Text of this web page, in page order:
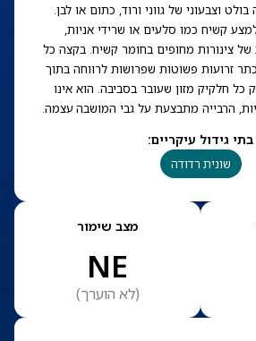
וצבעוני של גווני ורוד, כתום או לבן.
קשיח כמו סלעים או שרידי אניות,
צינורות מחופים בחומר קשיח. בקצה כל
זרועות פשוטות שפרושות לרווחה בתוך
כל חלקיק מזון שעובר בסביבה. הוא אינו
הרבייה מתבצעת על גבי המושבה עצמה.
בתי גידול עיקריים:
שונית רדודה
מצב שימור
NE
(לא הוערך)